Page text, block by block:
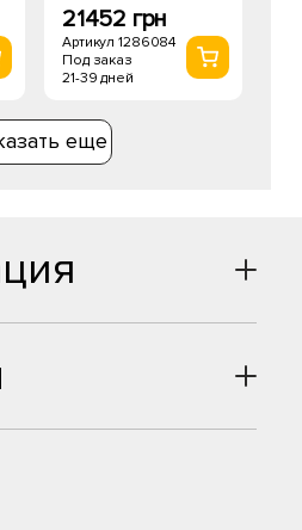
21452 грн
Артикул 1286084
Под заказ
21-39 дней
еще